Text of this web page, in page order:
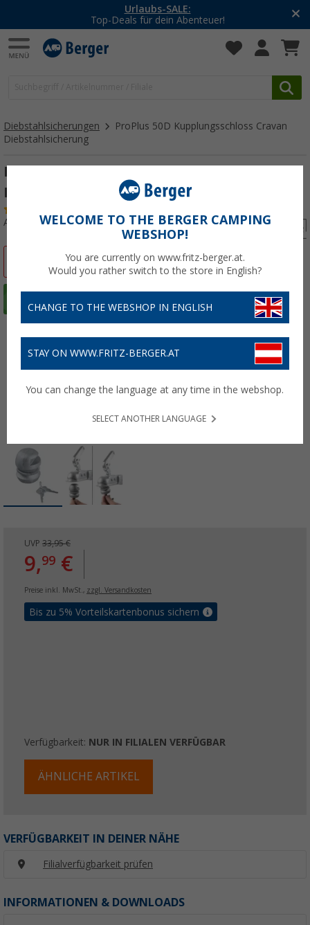
Urlaubs-SALE:
Top-Deals für dein Abenteuer!
Diebstahlsicherungen
ProPlus 50D Kupplungsschloss Cravan
Diebstahlsicherung
ProPlus 50D Kupplungsschloss Cravan
Diebstahlsicherung
Art.-Nr.: 245990
UVP 33,95 €
9,99 €
Preise inkl. MwSt., zzgl. Versandkosten
Bis zu 5% Vorteilskartenbonus sichern
Verfügbarkeit: NUR IN FILIALEN VERFÜGBAR
ÄHNLICHE ARTIKEL
VERFÜGBARKEIT IN DEINER NÄHE
Filialverfügbarkeit prüfen
INFORMATIONEN & DOWNLOADS
WELCOME TO THE BERGER CAMPING
WEBSHOP!
You are currently on www.fritz-berger.at.
Would you rather switch to the store in English?
CHANGE TO THE WEBSHOP IN ENGLISH
STAY ON WWW.FRITZ-BERGER.AT
You can change the language at any time in the webshop.
SELECT ANOTHER LANGUAGE